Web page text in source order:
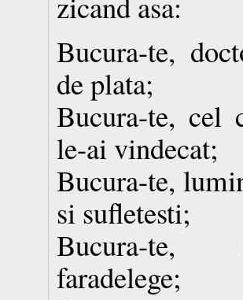
Bucura-te,
de plata;
Bucura-te, cel
le-ai vindecat;
Bucura-te,
si sufletesti;
Bucura-te,
faradelege;